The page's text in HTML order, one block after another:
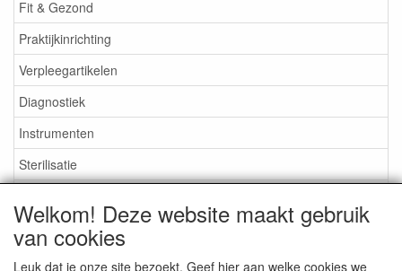
Fit & Gezond
Praktijkinrichting
Verpleegartikelen
Diagnostiek
Instrumenten
Sterilisatie
Aktieartikelen
Welkom! Deze website maakt gebruik
van cookies
Leuk dat je onze site bezoekt. Geef hier aan welke cookies we